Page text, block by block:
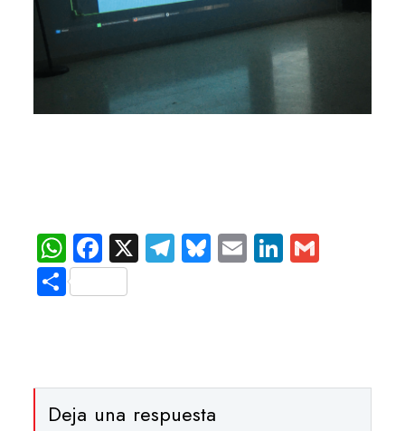
WhatsApp
Facebook
X Telegram
Bluesky
EmailLinkedIn
Compartir
Deja una respuesta